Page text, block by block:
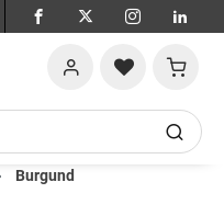
Burgund